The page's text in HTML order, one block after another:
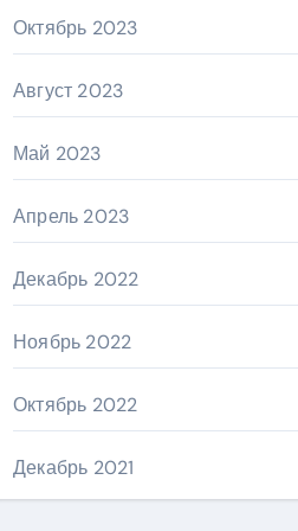
Октябрь 2023
Август 2023
Май 2023
Апрель 2023
Декабрь 2022
Ноябрь 2022
Октябрь 2022
Декабрь 2021